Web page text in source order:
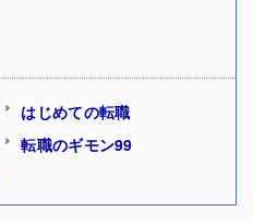
はじめての転職
転職のギモン99